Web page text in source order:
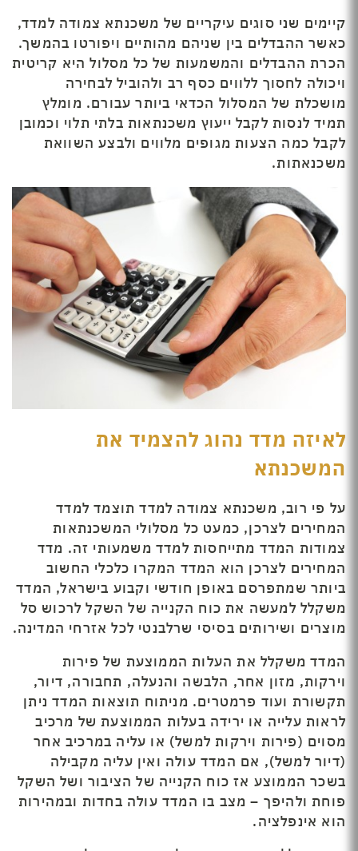
קיימים שני סוגים עיקריים של משכנתא צמודה למדד,
כאשר ההבדלים בין שניהם מהותיים ויפורטו בהמשך.
הכרת ההבדלים והמשמעות של כל מסלול היא קריטית
ויכולה לחסוך ללווים כסף רב ולהוביל לבחירה
מושכלת של המסלול הכדאי ביותר עבורם. מומלץ
תמיד לנסות לקבל ייעוץ משכנתאות בלתי תלוי וכמובן
לקבל כמה הצעות מגופים מלווים ולבצע השוואת
משכנאתות.
לאיזה מדד נהוג להצמיד את
המשכנתא
על פי רוב, משכנתא צמודה למדד תוצמד למדד
המחירים לצרכן, כמעט כל מסלולי המשכנתאות
צמודות המדד מתייחסות למדד משמעותי זה. מדד
המחירים לצרכן הוא המדד המקרו כלכלי החשוב
ביותר שמתפרסם באופן חודשי וקבוע בישראל, המדד
משקלל למעשה את כוח הקנייה של השקל לרכוש סל
מוצרים ושירותים בסיסי שרלבנטי לכל אזרחי המדינה.
המדד משקלל את העלות הממוצעת של פירות
וירקות, מזון אחר, הלבשה והנעלה, תחבורה, דיור,
תקשורת ועוד פרמטרים. מניתוח תוצאות המדד ניתן
לראות עלייה או ירידה בעלות הממוצעת של מרכיב
מסוים (פירות וירקות למשל) או עליה במרכיב אחר
(דיור למשל), אם המדד עולה ואין עליה מקבילה
בשכר הממוצע אז כוח הקנייה של הציבור ושל השקל
פוחת ולהיפך – מצב בו המדד עולה בחדות ובמהירות
הוא אינפלציה.